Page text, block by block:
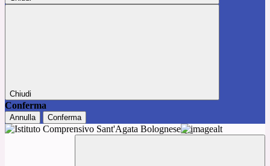
Chiudi
Conferma
Annulla Conferma